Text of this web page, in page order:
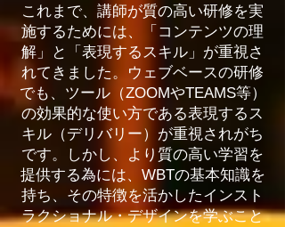
これまで、講師が質の高い研修を実
施するためには、「コンテンツの理
解」と「表現するスキル」が重視さ
れてきました。ウェブベースの研修
でも、ツール（ZOOMやTEAMS等）
の効果的な使い方である表現するス
キル（デリバリー）が重視されがち
です。しかし、より質の高い学習を
提供する為には、WBTの基本知識を
持ち、その特徴を活かしたインスト
ラクショナル・デザインを学ぶこと